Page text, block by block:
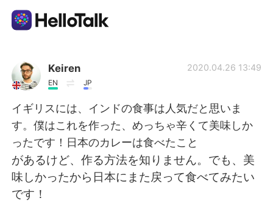
AI Grammar Checker
Русский
English 简体中文
Keiren
EN JP
2020.04.26 13:49
イギリスには、インドの食事は人気だと思いま
す。僕はこれを作った、めっちゃ辛くて美味しか
ったです！日本のカレーは食べたこと
があるけど、作る方法を知りません。でも、美
味しかったから日本にまた戻って食べてみたい
です！